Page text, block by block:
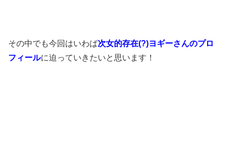
その中でも今回はいわば次女的存在(?)ヨギーさんのプロ
フィールに迫っていきたいと思います！